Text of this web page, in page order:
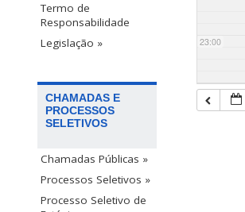
Termo de
Responsabilidade
Legislação »
CHAMADAS E
PROCESSOS
SELETIVOS
Chamadas Públicas »
Processos Seletivos »
Processo Seletivo de
23:00